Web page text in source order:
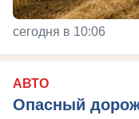
сегодня в 10:06
АВТО
Опасный